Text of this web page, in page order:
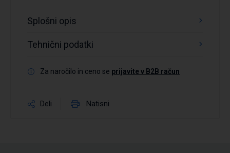
Splošni opis
Tehnični podatki
Za naročilo in ceno se prijavite v B2B račun
Deli Natisni